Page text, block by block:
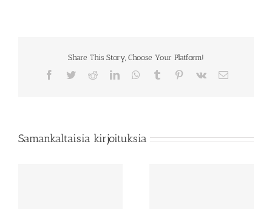
Share This Story, Choose Your Platform!
Facebook
TwitterRedditLinkedInWhatsApp
Tumblr Pinterest
Vk Sähköposti
Samankaltaisia kirjoituksia